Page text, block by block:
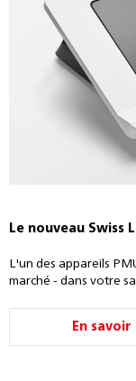
Le nouveau Swiss
L'un des appareils
marché - dans votre
En savoir